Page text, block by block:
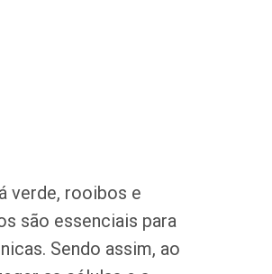
verde, rooibos e
são essenciais para
Sendo assim, ao